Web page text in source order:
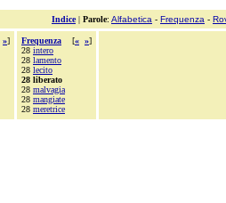
Indice| Parole: Alfabetica - Frequenza -
»]
Frequenza [« »]
28 intero
28 lamento
28 lecito
28 liberato
28 malvagia
28 mangiate
28 meretrice